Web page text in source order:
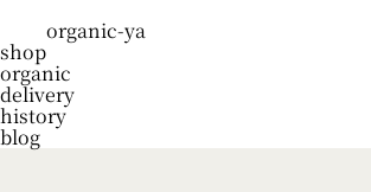
organic-ya
shop
organic
delivery
history
blog